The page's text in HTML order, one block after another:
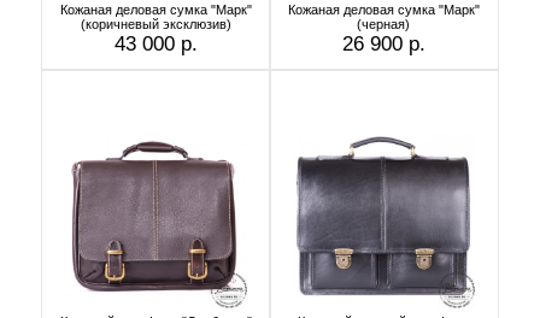
Кожаная деловая сумка "Марк"
(коричневый эксклюзив)
43 000 р.
Кожаная деловая сумка "Марк"
(черная)
26 900 р.